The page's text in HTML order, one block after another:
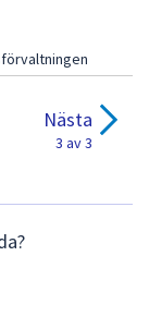
Nästa
3 av 3